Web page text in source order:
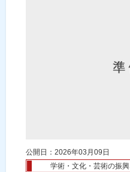
公開日：2026年03月09日
学術・文化・芸術の振興